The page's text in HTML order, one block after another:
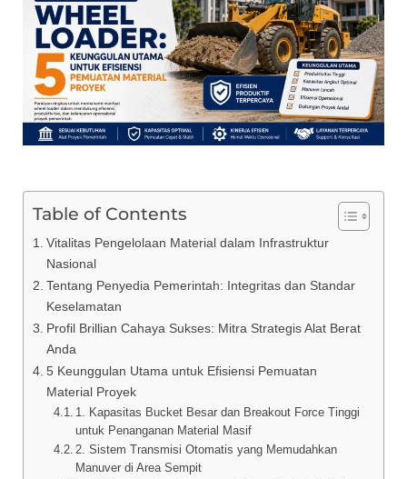
Table of Contents
Vitalitas Pengelolaan Material dalam Infrastruktur
Nasional
Tentang Penyedia Pemerintah: Integritas dan Standar
Keselamatan
Profil Brillian Cahaya Sukses: Mitra Strategis Alat Berat
Anda
5 Keunggulan Utama untuk Efisiensi Pemuatan
Material Proyek
1. Kapasitas Bucket Besar dan Breakout Force Tinggi
untuk Penanganan Material Masif
2. Sistem Transmisi Otomatis yang Memudahkan
Manuver di Area Sempit